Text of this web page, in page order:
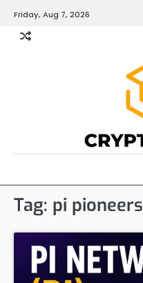
content
Friday, Aug 7, 2026
Tag: pi pioneers